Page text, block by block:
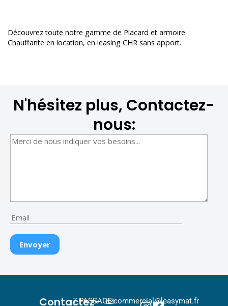
Découvrez toute notre gamme de Placard et armoire
Chauffante en location, en leasing CHR sans apport.
N'hésitez plus, Contactez-
nous:
Contactez-
7 PASSAGEcommercial@leasymat.fr